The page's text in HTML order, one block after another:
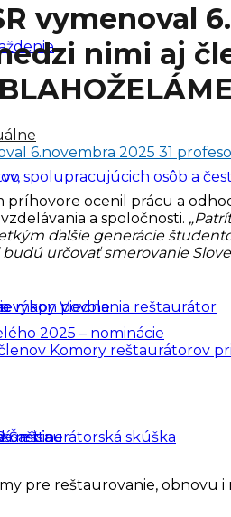
spolupracujúcich osôb a
výkon povolania reštaurátor
reštaurátorská skúška
mapy Viedne
Šaštíne
vymenoval
nimi aj
príhovore ocenil prácu a
a spoločnosti.
ďalšie generácie
určovať smerovanie
2025 – nominácie
Komory reštaurátorov
pre reštaurovanie, obnovu i